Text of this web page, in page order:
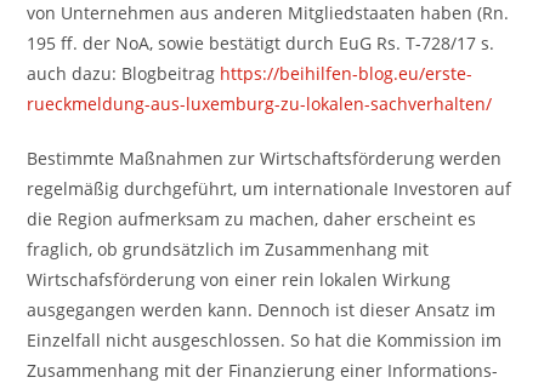
von Unternehmen aus anderen Mitgliedstaaten haben (Rn.
195 ff. der NoA, sowie bestätigt durch EuG Rs. T-728/17 s.
auch dazu: Blogbeitrag https://beihilfen-blog.eu/erste-
rueckmeldung-aus-luxemburg-zu-lokalen-sachverhalten/
Bestimmte Maßnahmen zur Wirtschaftsförderung werden
regelmäßig durchgeführt, um internationale Investoren auf
die Region aufmerksam zu machen, daher erscheint es
fraglich, ob grundsätzlich im Zusammenhang mit
Wirtschafsförderung von einer rein lokalen Wirkung
ausgegangen werden kann. Dennoch ist dieser Ansatz im
Einzelfall nicht ausgeschlossen. So hat die Kommission im
Zusammenhang mit der Finanzierung einer Informations-